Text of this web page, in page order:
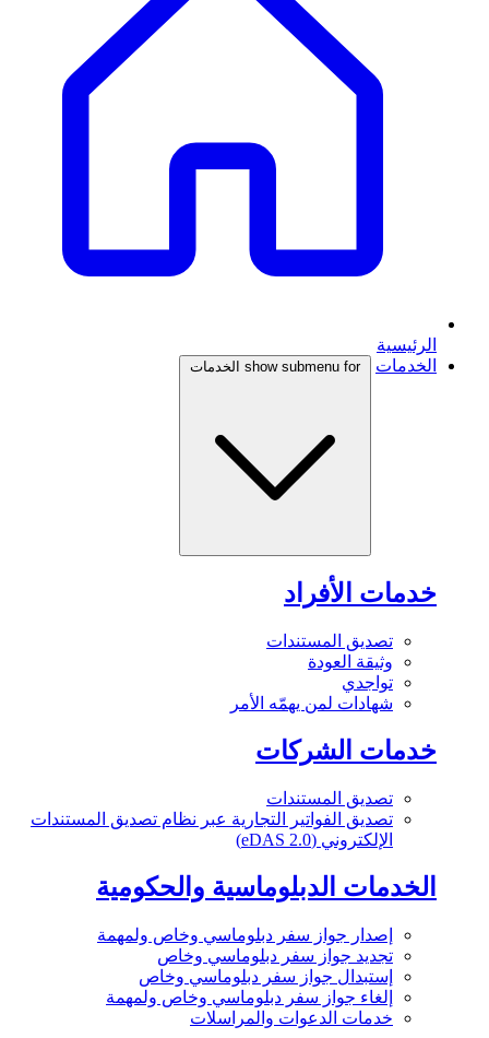
الرئيسية
الخدمات
show submenu for الخدمات
خدمات الأفراد
تصديق المستندات
وثيقة العودة
تواجدي
شهادات لمن يهمّه الأمر
خدمات الشركات
تصديق المستندات
تصديق الفواتير التجارية عبر نظام تصديق المستندات
الإلكتروني (eDAS 2.0)
الخدمات الدبلوماسية والحكومية
إصدار جواز سفر دبلوماسي وخاص ولمهمة
تجديد جواز سفر دبلوماسي وخاص
إستبدال جواز سفر دبلوماسي وخاص
إلغاء جواز سفر دبلوماسي وخاص ولمهمة
خدمات الدعوات والمراسلات